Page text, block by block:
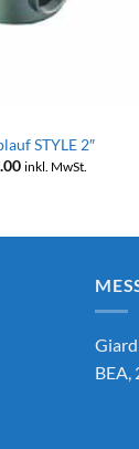
STYLE 2″
Preisspanne:
inkl. MwSt.
BEA,